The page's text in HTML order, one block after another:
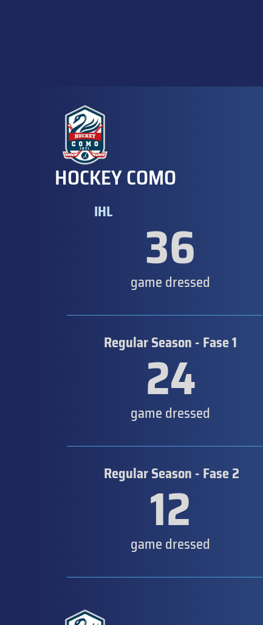
HOCKEY COMO
IHL 36
game dressed
Regular Season - Fase 1
24
game dressed
Regular Season - Fase 2
12
game dressed